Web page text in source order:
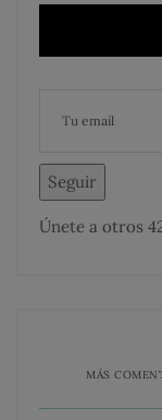
Seguir
Únete a otros
MÁS